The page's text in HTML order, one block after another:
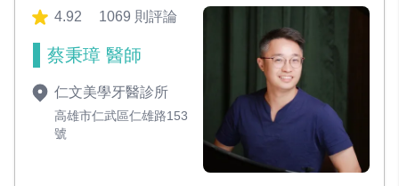
4.92 1069 則評論
蔡秉璋 醫師
仁文美學牙醫診所
高雄市仁武區仁雄路153
號